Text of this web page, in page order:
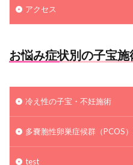
アクセス
お悩み症状別の子宝施
冷え性の子宝・不妊施術
多嚢胞性卵巣症候群（PCOS
test